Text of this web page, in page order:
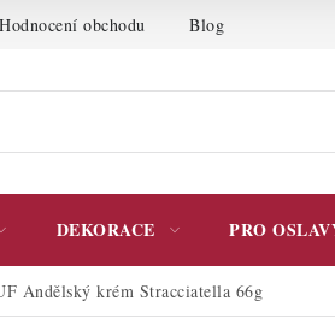
Hodnocení obchodu Blog
DEKORACE PRO
Andělský krém Stracciatella 66g